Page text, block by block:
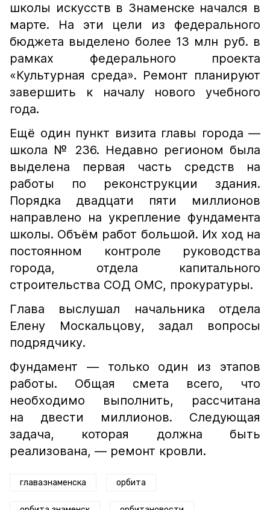
школы искусств в Знаменске начался в
марте. На эти цели из федерального
бюджета выделено более 13 млн руб. в
рамках федерального проекта
«Культурная среда». Ремонт планируют
завершить к началу нового учебного
года.
Ещё один пункт визита главы города —
школа № 236. Недавно регионом была
выделена первая часть средств на
работы по реконструкции здания.
Порядка двадцати пяти миллионов
направлено на укрепление фундамента
школы. Объём работ большой. Их ход на
постоянном контроле руководства
города, отдела капитального
строительства СОД ОМС, прокуратуры.
Глава выслушал начальника отдела
Елену Москальцову, задал вопросы
подрядчику.
Фундамент — только один из этапов
работы. Общая смета всего, что
необходимо выполнить, рассчитана
на двести миллионов. Следующая
задача, которая должна быть
реализована, — ремонт кровли.
главазнаменска орбита